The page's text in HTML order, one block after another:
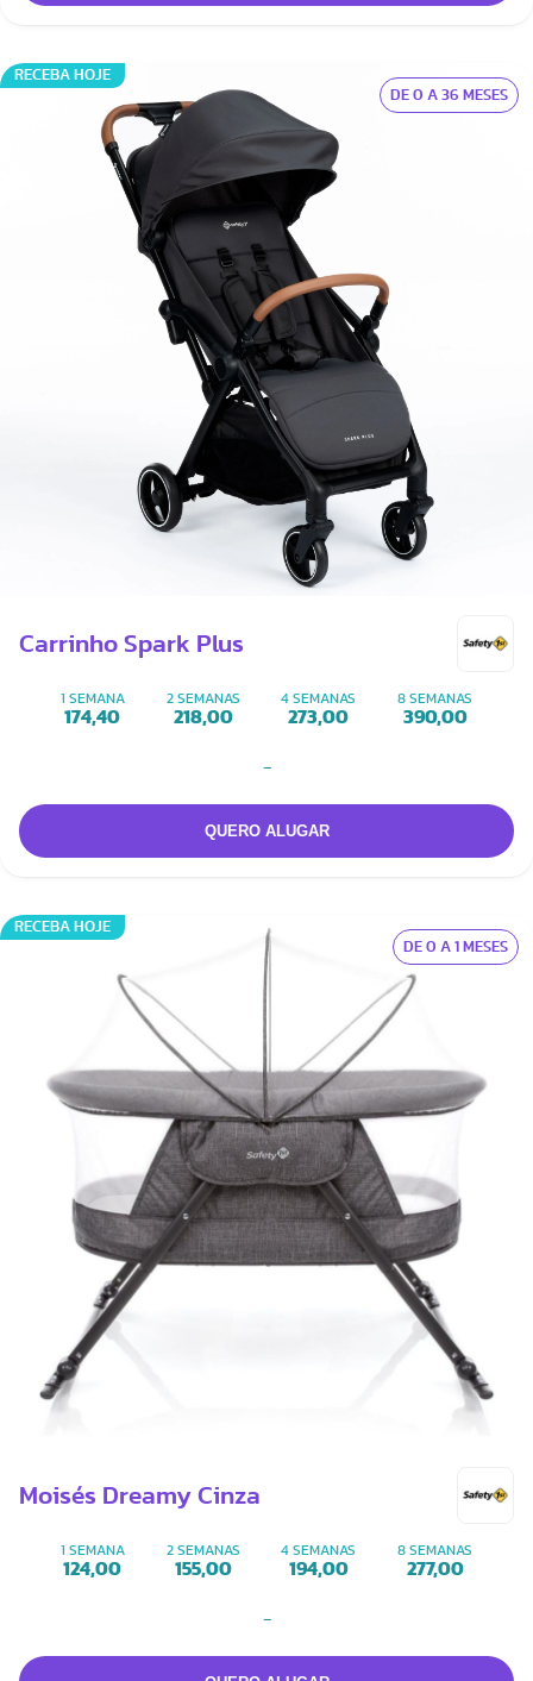
RECEBA HOJE
DE 0 A 36 MESES
Carrinho Spark Plus
1 SEMANA
174,40
2 SEMANAS
218,00
4 SEMANAS
273,00
8 SEMANAS
390,00
-
RECEBA HOJE
DE 0 A 1 MESES
Moisés Dreamy Cinza
1 SEMANA
124,00
2 SEMANAS
155,00
4 SEMANAS
194,00
8 SEMANAS
277,00
-